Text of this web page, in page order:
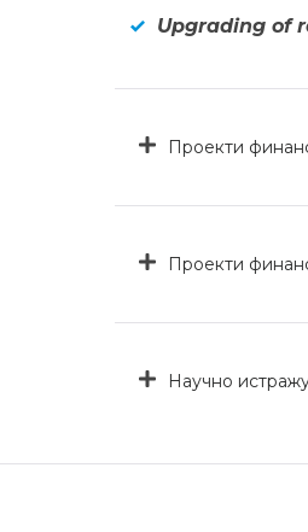
Upgrading of
Проекти
Проекти
Научно